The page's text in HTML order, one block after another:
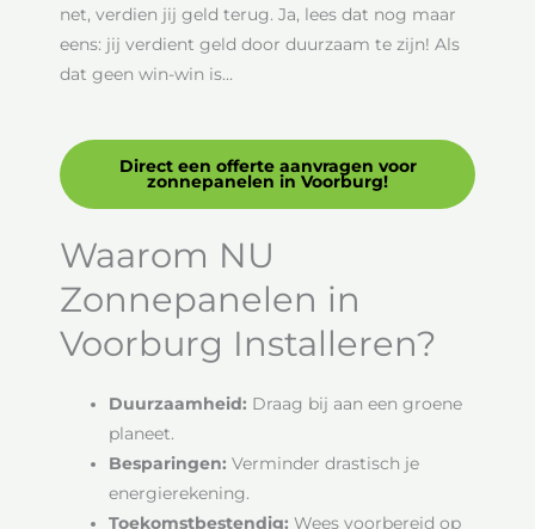
net, verdien jij geld terug. Ja, lees dat nog maar
eens: jij verdient geld door duurzaam te zijn! Als
dat geen win-win is…
Direct een offerte aanvragen voor
zonnepanelen in Voorburg!
Waarom NU
Zonnepanelen in
Voorburg Installeren?
Duurzaamheid: Draag bij aan een groene
planeet.
Besparingen: Verminder drastisch je
energierekening.
Toekomstbestendig: Wees voorbereid op